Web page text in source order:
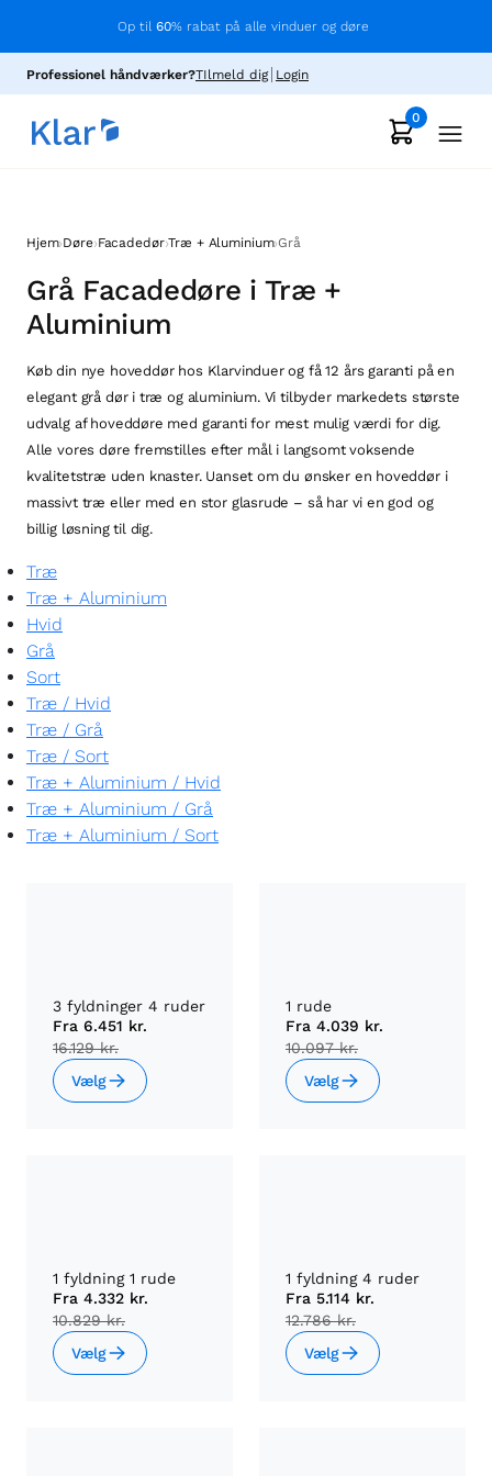
Op til 60% rabat på alle vinduer og døre
Professionel håndværker?TIlmeld dig Login
0
Hjem›Døre›Facadedør›Træ + Aluminium›Grå
Grå Facadedøre i Træ +
Aluminium
Køb din nye hoveddør hos Klarvinduer og få 12 års garanti på en
elegant grå dør i træ og aluminium. Vi tilbyder markedets største
udvalg af hoveddøre med garanti for mest mulig værdi for dig.
Alle vores døre fremstilles efter mål i langsomt voksende
kvalitetstræ uden knaster. Uanset om du ønsker en hoveddør i
massivt træ eller med en stor glasrude – så har vi en god og
billig løsning til dig.
Træ
Træ + Aluminium
Hvid
Grå
Sort
Træ / Hvid
Træ / Grå
Træ / Sort
Træ + Aluminium / Hvid
Træ + Aluminium / Grå
Træ + Aluminium / Sort
3 fyldninger 4 ruder
Fra 6.451 kr.
16.129 kr.
Vælg
1 rude
Fra 4.039 kr.
10.097 kr.
Vælg
1 fyldning 1 rude
Fra 4.332 kr.
10.829 kr.
Vælg
1 fyldning 4 ruder
Fra 5.114 kr.
12.786 kr.
Vælg